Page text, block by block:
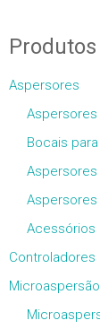
Produtos
Aspersores
Aspersores
Bocais
Aspersores
Acessórios
Controladores